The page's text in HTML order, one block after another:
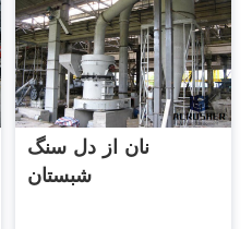
نان از دل سنگ
شبستان